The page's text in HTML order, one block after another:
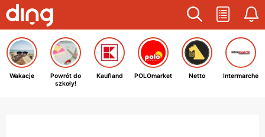
Wakacje
Powrót do
szkoły!
Kaufland POLOmarket Netto Intermarche